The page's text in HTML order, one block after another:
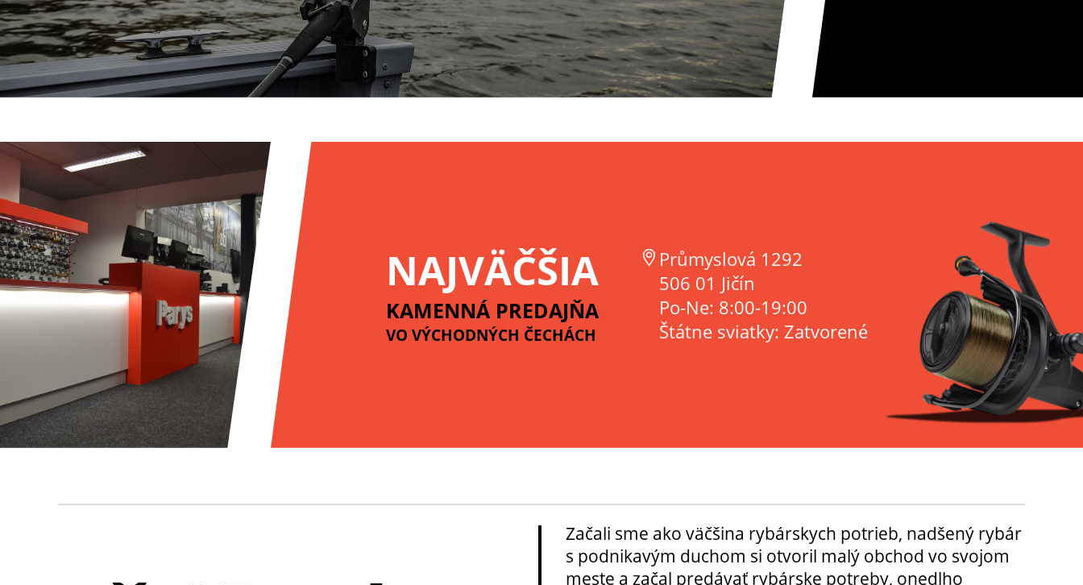
NAJVÄČŠIA
KAMENNÁ PREDAJŇA
VO VÝCHODNÝCH ČECHÁCH
Průmyslová 1292
506 01 Jičín
Po-Ne: 8:00-19:00
Štátne sviatky: Zatvorené
Začali sme ako väčšina rybárskych potrieb, nadšený rybár
s podnikavým duchom si otvoril malý obchod vo svojom
meste a začal predávať rybárske potreby, onedlho